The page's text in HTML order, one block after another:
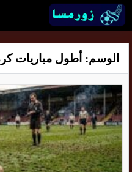
الوسم: أطول مباريات